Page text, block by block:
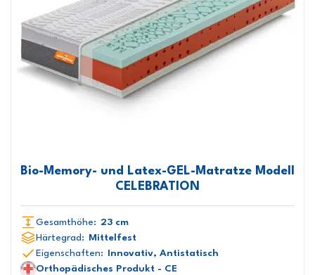
Bio-Memory- und Latex-GEL-Matratze Modell
CELEBRATION
Gesamthöhe: 23 cm
Härtegrad:
Mittelfest
Eigenschaften:
Innovativ, Antistatisch
Orthopädisches Produkt - CE